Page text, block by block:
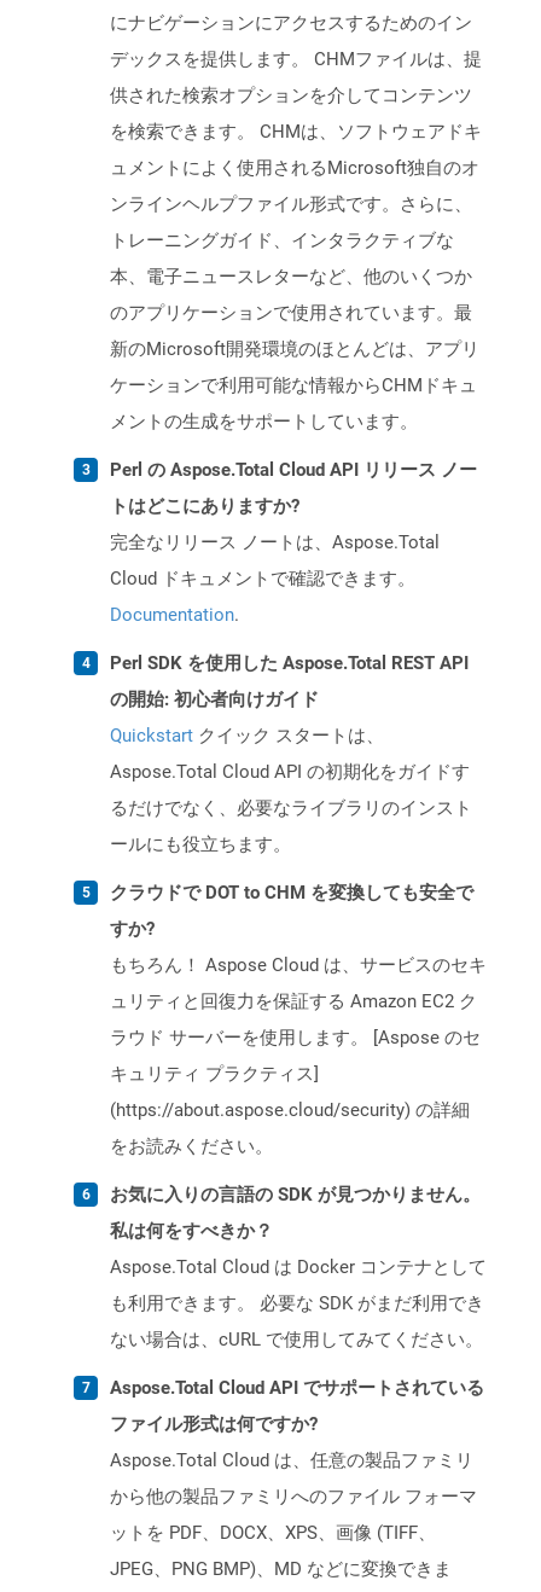
にナビゲーションにアクセスするためのイン
デックスを提供します。 CHMファイルは、提
供された検索オプションを介してコンテンツ
を検索できます。 CHMは、ソフトウェアドキ
ュメントによく使用されるMicrosoft独自のオ
ンラインヘルプファイル形式です。さらに、
トレーニングガイド、インタラクティブな
本、電子ニュースレターなど、他のいくつか
のアプリケーションで使用されています。最
新のMicrosoft開発環境のほとんどは、アプリ
ケーションで利用可能な情報からCHMドキュ
メントの生成をサポートしています。
Perl の Aspose.Total Cloud API リリース ノー
トはどこにありますか?
完全なリリース ノートは、Aspose.Total
Cloud ドキュメントで確認できます。
Documentation.
Perl SDK を使用した Aspose.Total REST API
の開始: 初心者向けガイド
Quickstart クイック スタートは、
Aspose.Total Cloud API の初期化をガイドす
るだけでなく、必要なライブラリのインスト
ールにも役立ちます。
クラウドで DOT to CHM を変換しても安全で
すか?
もちろん！ Aspose Cloud は、サービスのセキ
ュリティと回復力を保証する Amazon EC2 ク
ラウド サーバーを使用します。 [Aspose のセ
キュリティ プラクティス]
(https://about.aspose.cloud/security) の詳細
をお読みください。
お気に入りの言語の SDK が見つかりません。
私は何をすべきか？
Aspose.Total Cloud は Docker コンテナとして
も利用できます。 必要な SDK がまだ利用でき
ない場合は、cURL で使用してみてください。
Aspose.Total Cloud API でサポートされている
ファイル形式は何ですか?
Aspose.Total Cloud は、任意の製品ファミリ
から他の製品ファミリへのファイル フォーマ
ットを PDF、DOCX、XPS、画像 (TIFF、
JPEG、PNG BMP)、MD などに変換できま